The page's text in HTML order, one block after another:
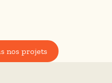
nos projets